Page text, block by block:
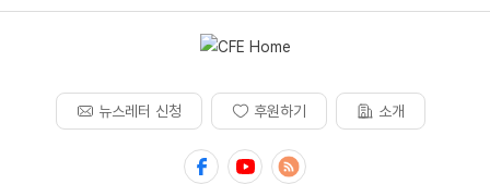
뉴스레터 신청 후원하기 소개